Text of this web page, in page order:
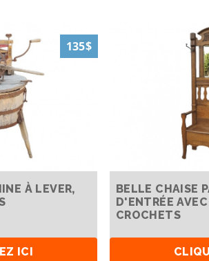
135$
À LEVER,
ICI
BELLE CHAISE
D'ENTRÉE
CROCHETS